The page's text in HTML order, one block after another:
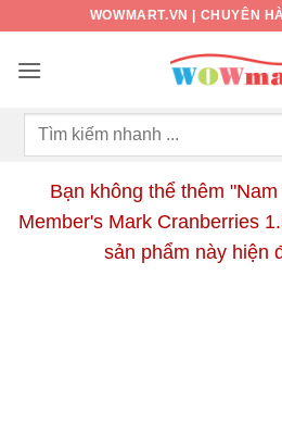
nội
WOWMART.VN | CHUYÊN
Tìm
Bạn không thể thêm
Member's Mark Cranberries
sản phẩm này hiện